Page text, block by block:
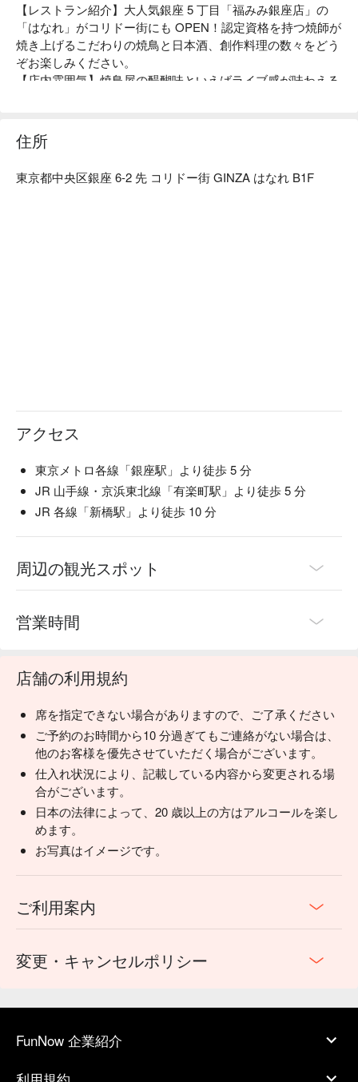
【レストラン紹介】大人気銀座 5 丁目「福みみ銀座店」の
「はなれ」がコリドー街にも OPEN！認定資格を持つ焼師が
焼き上げるこだわりの焼鳥と日本酒、創作料理の数々をどう
ぞお楽しみください。
【店内雰囲気】焼鳥屋の醍醐味といえばライブ感が味わえる
【ロケーション】東京メトロ各線「銀座駅」より徒歩 5 分。
コリドー街、銀座側から 2 件目の白い提灯が目印です。
住所
東京都中央区銀座 6-2 先 コリドー街 GINZA はなれ B1F
アクセス
東京メトロ各線「銀座駅」より徒歩 5 分
JR 山手線・京浜東北線「有楽町駅」より徒歩 5 分
JR 各線「新橋駅」より徒歩 10 分
周辺の観光スポット
営業時間
店舗の利用規約
席を指定できない場合がありますので、ご了承ください
ご予約のお時間から10 分過ぎてもご連絡がない場合は、
他のお客様を優先させていただく場合がございます。
仕入れ状況により、記載している内容から変更される場
合がございます。
日本の法律によって、20 歳以上の方はアルコールを楽し
めます。
お写真はイメージです。
ご利用案内
変更・キャンセルポリシー
FunNow 企業紹介
利用規約